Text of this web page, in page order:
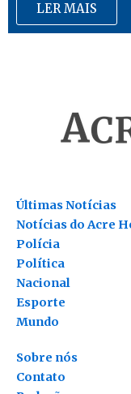
LER MAIS
Últimas Notícias
Notícias do Acre
Polícia
Política
Nacional
Esporte
Mundo
Contato
Sobre nós